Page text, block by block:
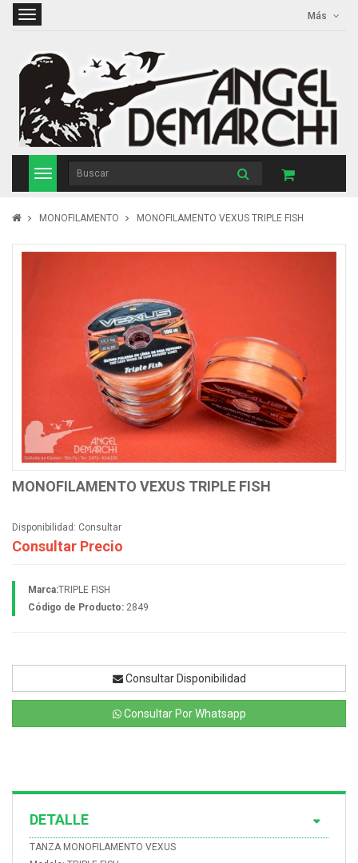
Más
MONOFILAMENTO MONOFILAMENTO VEXUS TRIPLE FISH
MONOFILAMENTO VEXUS TRIPLE FISH
Disponibilidad: Consultar
Consultar Precio
Marca:TRIPLE FISH
Código de Producto: 2849
Consultar Disponibilidad
Consultar Por Whatsapp
DETALLE
TANZA MONOFILAMENTO VEXUS